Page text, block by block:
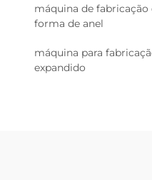
máquina de
forma de anel
máquina para
expandido